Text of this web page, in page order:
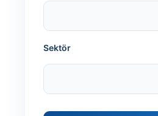
Sektör